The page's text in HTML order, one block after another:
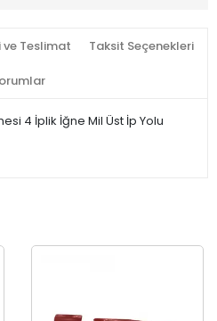
Teslimat Taksit Seçenekleri
4 İplik İğne Mil Üst İp Yolu